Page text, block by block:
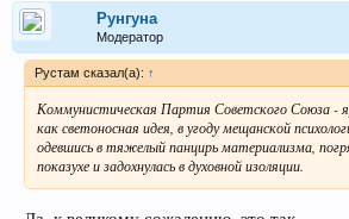
Рунгуна
Модератор
Рустам сказал(а): ↑
Коммунистическая Партия Советского Союза -
как светоносная идея, в угоду мещанской
одевшись в тяжелый панцирь материализма,
показухе и задохнулась в духовной изоляции.